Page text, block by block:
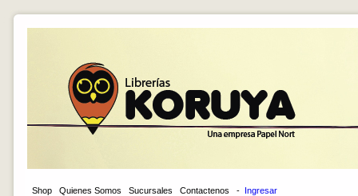
Shop Quienes Somos Sucursales Contactenos - Ingresar